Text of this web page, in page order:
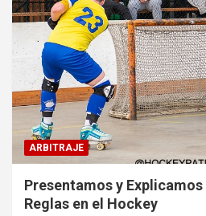
ARBITRAJE
Presentamos y
Reglas en el Hockey